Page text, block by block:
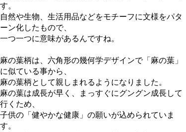
す。
自然や生物、生活用品などをモチーフに文様をパタ
ーン化したもので、
一つ一つに意味があるんですね。
麻の葉柄は、六角形の幾何学デザインで「麻の葉」
に似ている事から、
麻の葉柄として親しまれるようになりました。
麻の葉は成長が早く、まっすぐにグングン成長して
行くため、
子供の「健やかな健康」の願いが込められていま
す。